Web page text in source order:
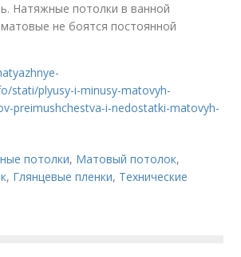
Натяжные потолки в ванной
не боятся постоянной
stati/plyusy-i-minusy-matovyh-
preimushchestva-i-nedostatki-matovyh-
потолки, Матовый потолок,
, Глянцевые пленки, Технические